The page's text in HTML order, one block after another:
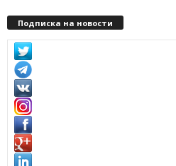
Подписка на новости